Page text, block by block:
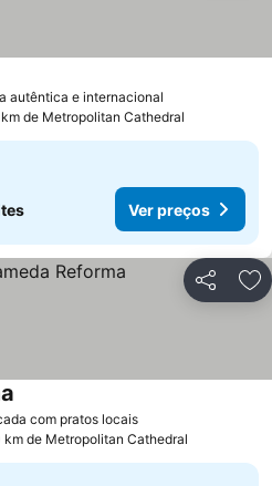
autêntica e internacional
km de Metropolitan Cathedral
Ver preços
Partilhar
com pratos locais
km de Metropolitan Cathedral